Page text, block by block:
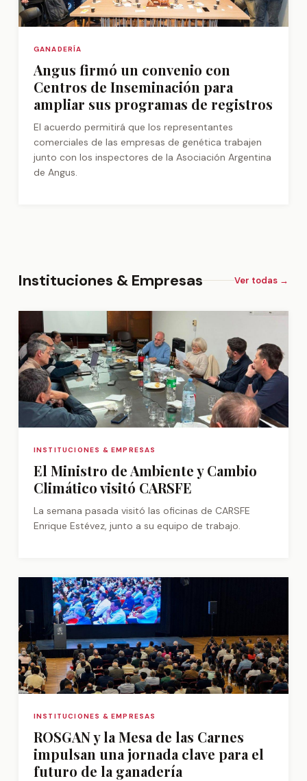
GANADERÍA
Angus firmó un convenio con
Centros de Inseminación para
ampliar sus programas de registros
El acuerdo permitirá que los representantes
comerciales de las empresas de genética trabajen
junto con los inspectores de la Asociación Argentina
de Angus.
Instituciones & Empresas Ver todas →
INSTITUCIONES & EMPRESAS
El Ministro de Ambiente y Cambio
Climático visitó CARSFE
La semana pasada visitó las oficinas de CARSFE
Enrique Estévez, junto a su equipo de trabajo.
INSTITUCIONES & EMPRESAS
ROSGAN y la Mesa de las Carnes
impulsan una jornada clave para el
futuro de la ganadería